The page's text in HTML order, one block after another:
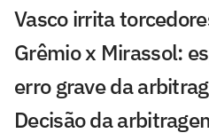
Vasco irrita
Grêmio x Mirassol:
erro grave da
Decisão da